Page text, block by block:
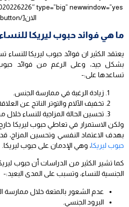
الان[/button]
ما هي فوائد حبوب ليريكا
يعتقد الكثير ان فوائد حبوب ليريكا
بشكل جيد، وعلى الرغم من فوائد حبوب
تساعدها على:-
زيادة الرغبة في ممارسة الجنس.
تخفيف الآلام والتوتر الناتج عن
تحسين الحالة المزاجية للنساء
ولكن الاستمرار في تعاطي حبوب ليريكا
بهدف الاعتماد النفسي وتحسين المزاج،
حبوب ليريكا، وهي الإدمان على حبوب ليريكا.
كما تشير الكثير من الدراسات أن حبوب
الجنسية للنساء، وتسبب على المدى البعيد:-
عدم الشعور بالمتعة خلال ممارسة
البرود الجنسي.